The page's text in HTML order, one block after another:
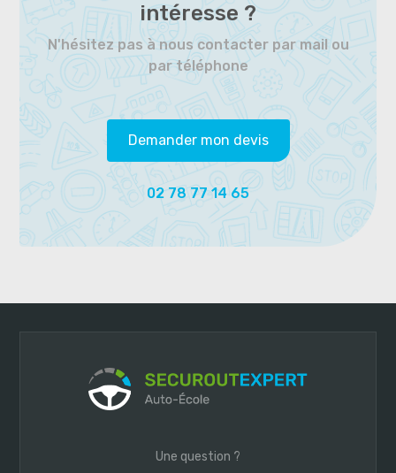
intéresse ?
N'hésitez pas à nous contacter par mail ou
par téléphone
Demander mon devis
02 78 77 14 65
Une question ?